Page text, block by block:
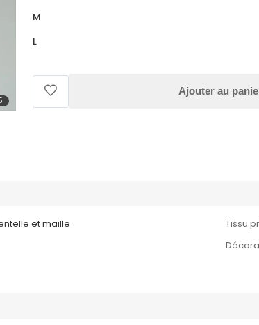
M
L
Ajouter au
et maille Tissu